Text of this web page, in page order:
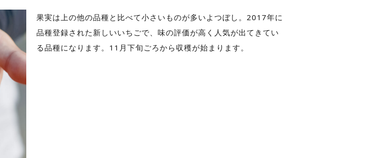
果実は上の他の品種と比べて小さいものが多いよつぼし。2017年に
品種登録された新しいいちごで、味の評価が高く人気が出てきてい
る品種になります。11月下旬ごろから収穫が始まります。